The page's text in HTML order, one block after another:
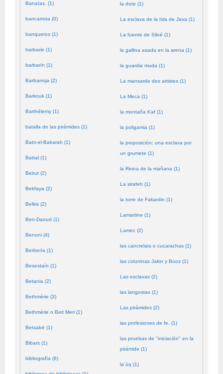
Banaïas. (1)
bancarrota (0)
banqueros (1)
barbarie (1)
barbarín (1)
Barbarroja (2)
Barkouk (1)
Barthélemy (1)
batalla de las pirámides (1)
Batn-el-Bakarah (1)
Battal (1)
Beirut (2)
Bekfaya (2)
Belkis (2)
Ben-Daoud (1)
Benoni (4)
Berbería (1)
Besestaín (1)
Betania (2)
Bethmérie (3)
Bethmérie o Beit Meri (1)
Betsabé (1)
Bibars (1)
bibliografía (6)
la dote (1)
La esclava de la Isla de Java (1)
La fuente de Siloé (1)
la gallina asada en la arena (1)
la guardia muda (1)
La mansarde des artistes (1)
La Meca (1)
la montaña Kaf (1)
la poligamia (1)
la proposición: una esclava por
un grumete (1)
la Reina de la mañana (1)
La sirafeh (1)
la torre de Fakardin (1)
Lamartine (1)
Lamec (2)
las cancrelats o cucarachas (1)
las columnas Jakin y Booz (1)
Las esclavas (2)
las langostas (1)
Las pirámides (2)
las profesiones de fe. (1)
las pruebas de "iniciación" en la
pirámide (1)
laʿūq (1)